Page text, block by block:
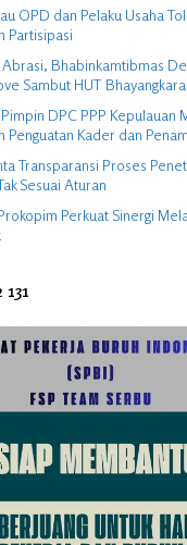
OPD dan Pelaku Usaha
Partisipasi
Bhabinkamtibmas
Sambut HUT
DPC PPP Kepulauan
Penguatan Kader dan
Transparansi Proses
Sesuai Aturan
Perkuat Sinergi
131